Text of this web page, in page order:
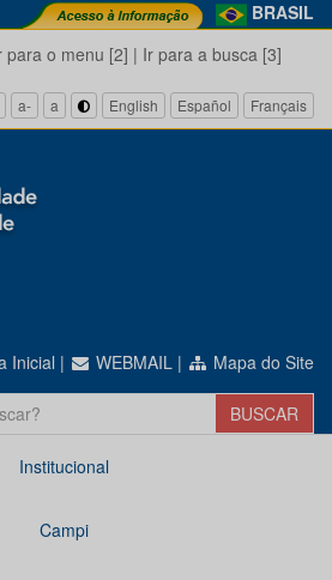
BRASIL
para o menu [2] | Ir para a busca [3]
a- a English Español Français
Inicial | WEBMAIL | Mapa do Site
Institucional
Campi